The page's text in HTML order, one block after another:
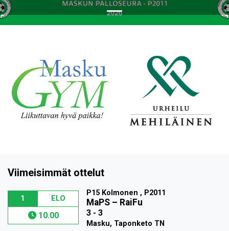
Viimeisimmät ottelut
1 ELO
10.00
P15 Kolmonen , P2011
MaPS – RaiFu
3 - 3
Masku, Taponketo TN